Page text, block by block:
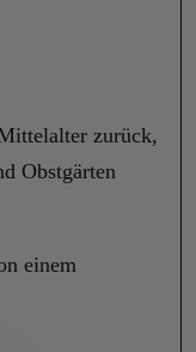
zurück,
Obstgärten
einem